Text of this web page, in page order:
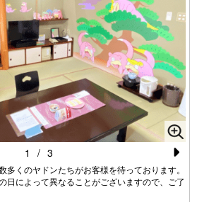
多くのヤドンたちがお客様を待っております。
日によって異なることがございますので、ご了
N
e
1 / 3